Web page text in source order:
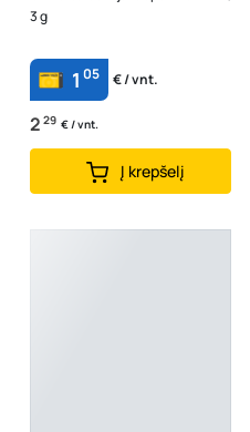
3 g
1 05 € / vnt.
2 29 € / vnt.
Į krepšelį